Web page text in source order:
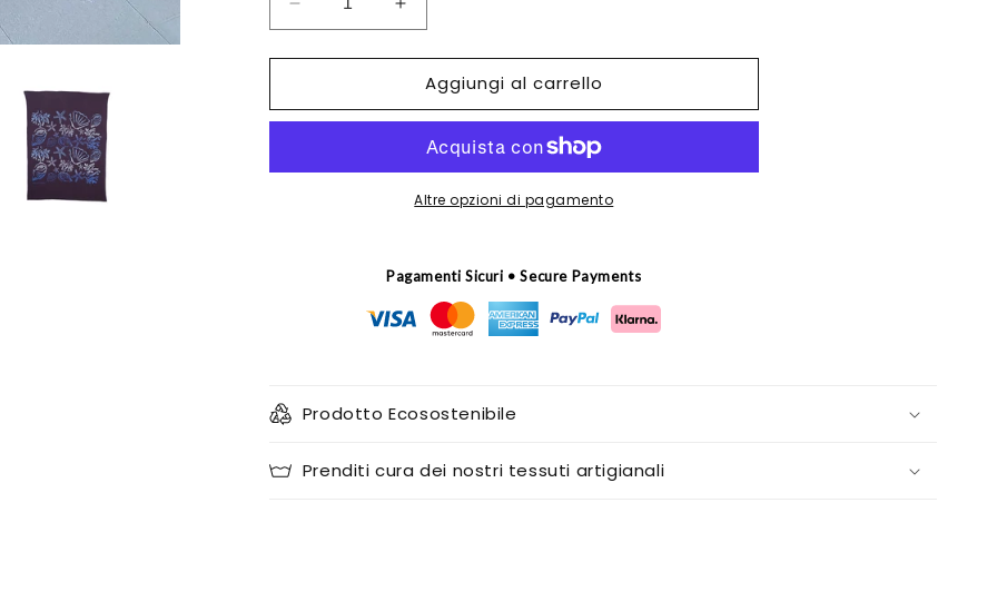
Diminuisci
quantità
per
Elementi
Aumenta
quantità
per
Copridivano
Elementi
azzurro
Aggiungi al carrello
Altre opzioni di pagamento
Pagamenti Sicuri • Secure Payments
Prodotto Ecosostenibile
Prenditi cura dei nostri tessuti artigianali